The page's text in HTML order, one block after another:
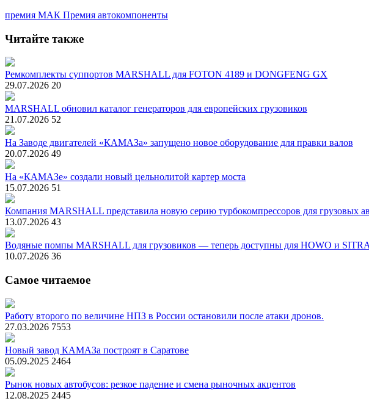
премия МАК Премия автокомпоненты
Читайте также
Ремкомплекты суппортов MARSHALL для FOTON 4189 и DONGFENG GX
29.07.2026 20
MARSHALL обновил каталог генераторов для европейских грузовиков
21.07.2026 52
На Заводе двигателей «КАМАЗа» запущено новое оборудование для правки валов
20.07.2026 49
На «КАМАЗе» создали новый цельнолитой картер моста
15.07.2026 51
Компания MARSHALL представила новую серию турбокомпрессоров для грузовых
13.07.2026 43
Водяные помпы MARSHALL для грузовиков — теперь доступны для HOWO и
10.07.2026 36
Самое читаемое
Работу второго по величине НПЗ в России остановили после атаки дронов.
27.03.2026 7553
Новый завод КАМАЗа построят в Саратове
05.09.2025 2464
Рынок новых автобусов: резкое падение и смена рыночных акцентов
12.08.2025 2445